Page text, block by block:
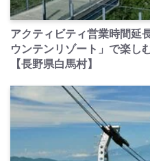
アクティビティ営業時間延
ウンテンリゾート」で楽し
【長野県白馬村】